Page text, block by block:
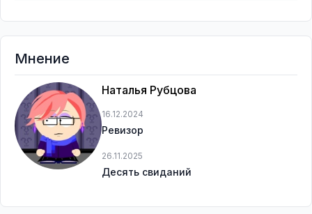
Мнение
Наталья Рубцова
16.12.2024
Ревизор
26.11.2025
Десять свиданий